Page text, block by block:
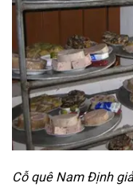
Cỗ quê Nam Định